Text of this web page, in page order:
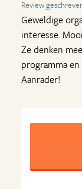
Review
Geweldige
interesse.
Ze denken
programma
Aanrader!